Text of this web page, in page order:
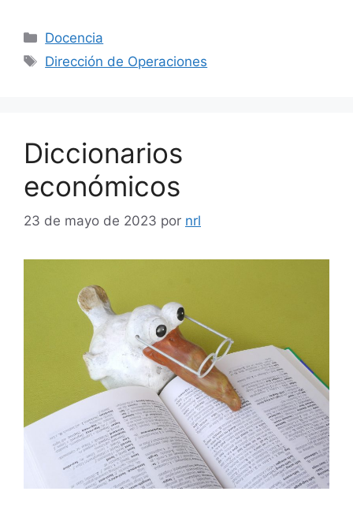
Docencia
Dirección de Operaciones
Diccionarios
económicos
23 de mayo de 2023 por nrl